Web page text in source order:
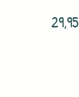
29,95